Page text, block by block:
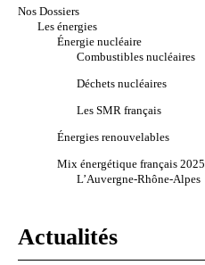
Nos Dossiers
Les énergies
Énergie nucléaire
Combustibles nucléaires
Déchets nucléaires
Les SMR français
Énergies renouvelables
Mix énergétique français 2025
L’Auvergne-Rhône-Alpes
Actualités